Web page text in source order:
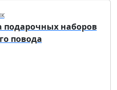
подарочных наборов
повода